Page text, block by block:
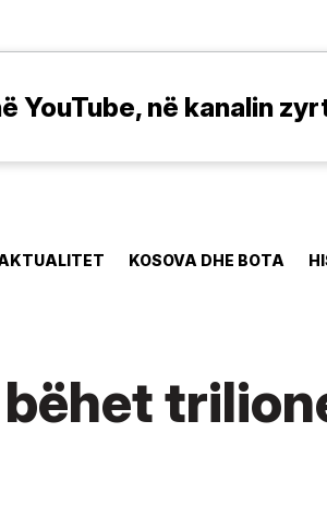
YouTube, në kanalin
KOSOVA DHE BOTA